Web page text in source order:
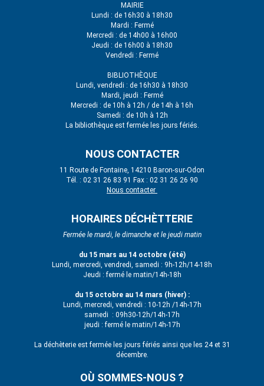
MAIRIE
Lundi : de 16h30 à 18h30
Mardi : Fermé
Mercredi : de 14h00 à 16h00
Jeudi : de 16h00 à 18h30
Vendredi : Fermé
BIBLIOTHÈQUE
Lundi, vendredi : de 16h30 à 18h30
Mardi, jeudi : Fermé
Mercredi : de 10h à 12h / de 14h à 16h
Samedi : de 10h à 12h
La bibliothèque est fermée les jours fériés.
NOUS CONTACTER
11 Route de Fontaine, 14210 Baron-sur-Odon
Tél. : 02 31 26 83 91 Fax : 02 31 26 26 90
Nous contacter
HORAIRES DÉCHÈTTERIE
Fermée le mardi, le dimanche et le jeudi matin
du 15 mars au 14 octobre (été)
Lundi, mercredi, vendredi, samedi : 9h-12h/14-18h
Jeudi : fermé le matin/14h-18h
du 15 octobre au 14 mars (hiver) :
Lundi, mercredi, vendredi : 10-12h /14h-17h
samedi : 09h30-12h/14h-17h
jeudi : fermé le matin/14h-17h
La déchèterie est fermée les jours fériés ainsi que les 24 et 31
décembre.
OÙ SOMMES-NOUS ?